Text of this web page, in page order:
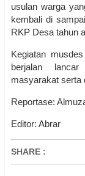
usulan warga
kembali di
RKP Desa tahun
Kegiatan
berjalan
masyarakat serta
Reportase:
Editor: Abrar
SHARE :